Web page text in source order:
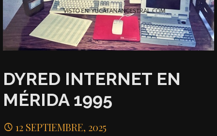
DYRED INTERNET EN
MÉRIDA 1995
12 SEPTIEMBRE, 2025